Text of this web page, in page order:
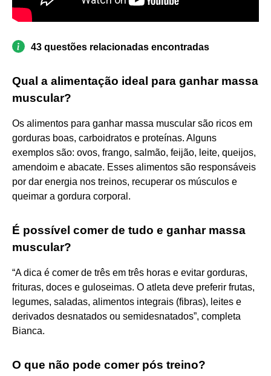
43 questões relacionadas encontradas
Qual a alimentação ideal para ganhar massa
muscular?
Os alimentos para ganhar massa muscular são ricos em
gorduras boas, carboidratos e proteínas. Alguns
exemplos são: ovos, frango, salmão, feijão, leite, queijos,
amendoim e abacate. Esses alimentos são responsáveis
por dar energia nos treinos, recuperar os músculos e
queimar a gordura corporal.
É possível comer de tudo e ganhar massa
muscular?
“A dica é comer de três em três horas e evitar gorduras,
frituras, doces e guloseimas. O atleta deve preferir frutas,
legumes, saladas, alimentos integrais (fibras), leites e
derivados desnatados ou semidesnatados”, completa
Bianca.
O que não pode comer pós treino?